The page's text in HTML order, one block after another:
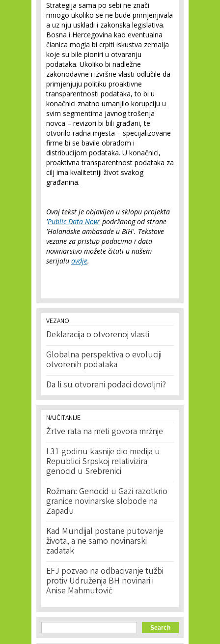
Strategija sama po sebi ne znači
mnogo ukoliko se ne bude primjenjivala
a uz nju uskladi i zakonska legislativa.
Bosna i Hercegovina kao eventualna
članica mogla bi crpiti iskustva zemalja
koje su bile pioniri u otvaranju
podataka. Ukoliko bi nadležne
zakonodavne i izvršne vlasti odlučile da
primjenjuju politiku proaktivne
transparentnosti podataka, to bi u
konačnici znatno umanjilo korupciju u
svim segmentima javnog trošenja
novca – revizori bi bili građani, te
otvorilo radna mjesta – specijalizovane
firme bi se bavile obradom i
distribucijom podataka. U konačnici,
proaktivna transparentnost podataka za
cilj ima kvalitetniji život svakog
građanina.
Ovaj tekst je objavljen u sklopu projekta
'Public Data Now' podržanog od strane
'Holandske ambasade u BiH'. Tekstove
vezane za pristup podacima i data
novinarstvo možete čitati u našem
serijalu ovdje.
VEZANO
Deklaracija o otvorenoj vlasti
Globalna perspektiva o evoluciji
otvorenih podataka
Da li su otvoreni podaci dovoljni?
NAJČITANIJE
Žrtve rata na meti govora mržnje
I 31 godinu kasnije dio medija u
Republici Srpskoj relativizira
genocid u Srebrenici
Rožman: Genocid u Gazi razotkrio
granice novinarske slobode na
Zapadu
Kad Mundijal postane putovanje
života, a ne samo novinarski
zadatak
EFJ pozvao na odbacivanje tužbi
protiv Udruženja BH novinari i
Anise Mahmutović
Search form
Search